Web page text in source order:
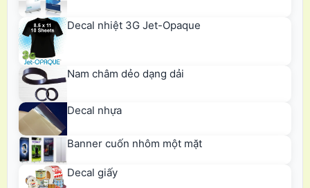
Decal nhiệt 3G Jet-Opaque
Nam châm dẻo dạng dải
Decal nhựa
Banner cuốn nhôm một mặt
Decal giấy